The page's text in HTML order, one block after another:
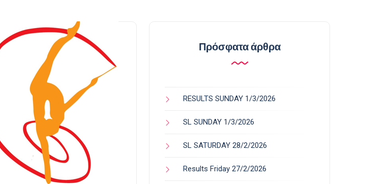
Πρόσφατα άρθρα
RESULTS SUNDAY 1/3/2026
SL SUNDAY 1/3/2026
SL SATURDAY 28/2/2026
Results Friday 27/2/2026